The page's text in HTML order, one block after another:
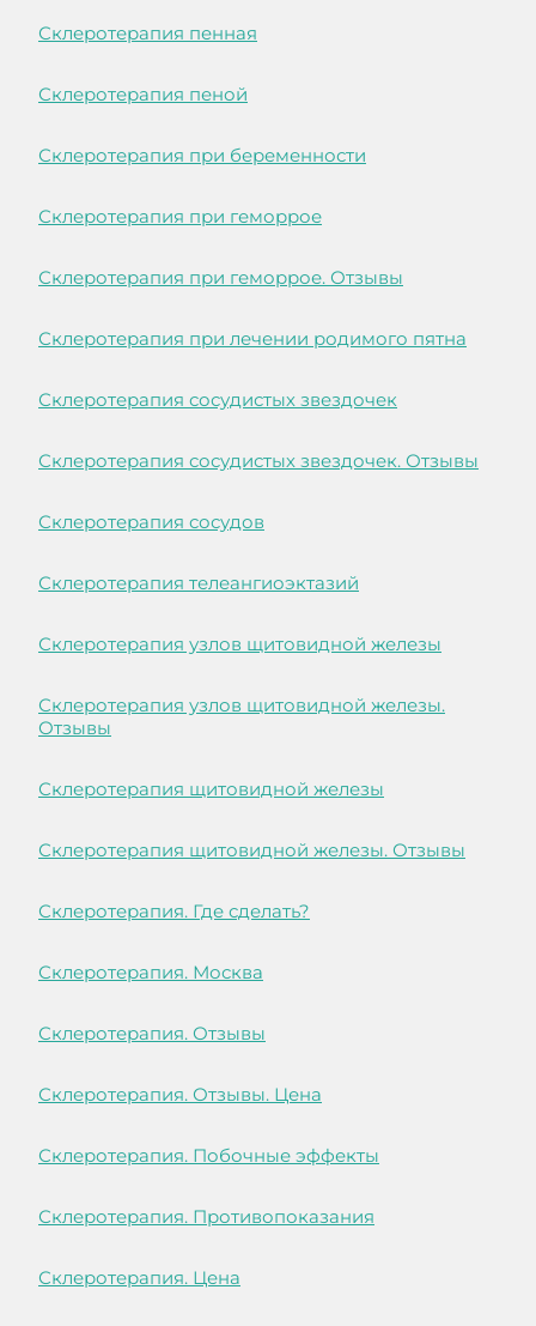
Склеротерапия пенная
Склеротерапия пеной
Склеротерапия при беременности
Склеротерапия при геморрое
Склеротерапия при геморрое. Отзывы
Склеротерапия при лечении родимого пятна
Склеротерапия сосудистых звездочек
Склеротерапия сосудистых звездочек. Отзывы
Склеротерапия сосудов
Склеротерапия телеангиоэктазий
Склеротерапия узлов щитовидной железы
Склеротерапия узлов щитовидной железы.
Отзывы
Склеротерапия щитовидной железы
Склеротерапия щитовидной железы. Отзывы
Склеротерапия. Где сделать?
Склеротерапия. Москва
Склеротерапия. Отзывы
Склеротерапия. Отзывы. Цена
Склеротерапия. Побочные эффекты
Склеротерапия. Противопоказания
Склеротерапия. Цена